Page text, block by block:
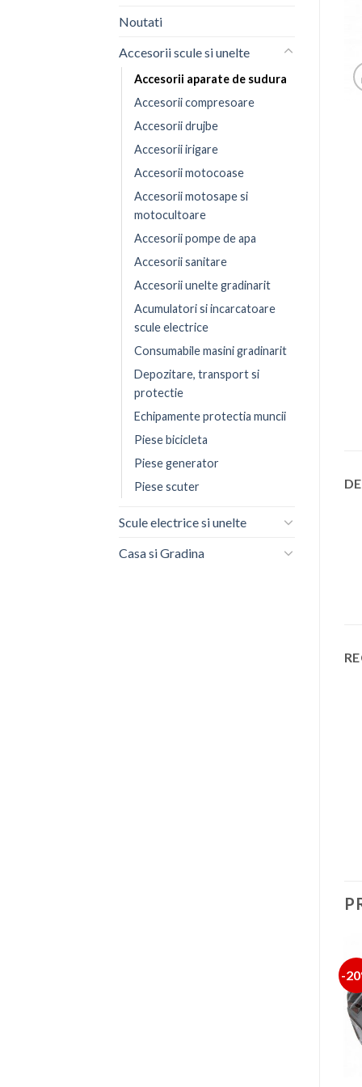
Noutati
Accesorii scule si unelte
Accesorii aparate de sudura
Accesorii compresoare
Accesorii drujbe
Accesorii irigare
Accesorii motocoase
Accesorii motosape si
motocultoare
Accesorii pompe de apa
Accesorii sanitare
Accesorii unelte gradinarit
Acumulatori si incarcatoare
scule electrice
Consumabile masini gradinarit
Depozitare, transport si
protectie
Echipamente protectia muncii
Piese bicicleta
Piese generator
Piese scuter
Scule electrice si unelte
Casa si Gradina
-